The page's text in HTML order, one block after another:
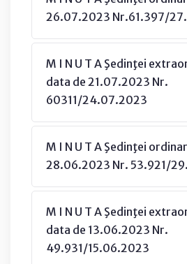
26.07.2023 Nr.61.397/
M I N U T A Şedinţei
data de 21.07.2023 Nr.
60311/24.07.2023
M I N U T A Şedinţei
28.06.2023 Nr. 53.921/
M I N U T A Şedinţei
data de 13.06.2023 Nr.
49.931/15.06.2023